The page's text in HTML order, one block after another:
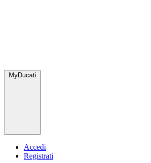
MyDucati
Accedi
Registrati